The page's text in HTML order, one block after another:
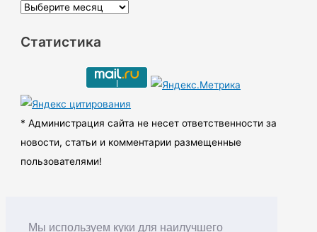
Мы используем куки для наилучшего
А
х
ы
Статистика
* Администрация сайта не несет ответственности за
новости, статьи и комментарии размещенные
пользователями!